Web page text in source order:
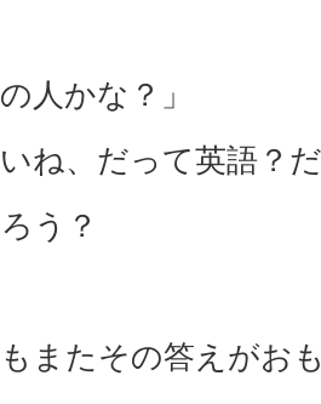
人かな？」
ね、だって英語？
う？
またその答えがお